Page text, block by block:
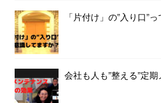
「片付け」の”入り口”
会社も人も”整える”定